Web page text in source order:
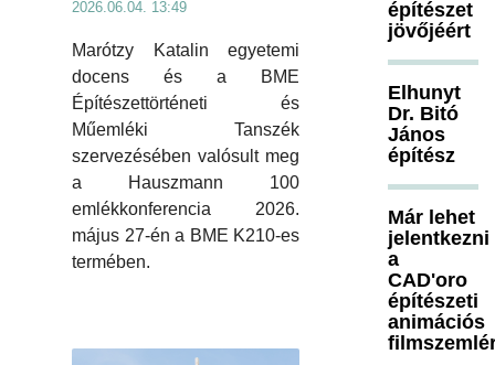
2026.06.04. 13:49
Marótzy Katalin egyetemi
docens és a BME
Építészettörténeti és
Műemléki Tanszék
szervezésében valósult meg
a Hauszmann 100
emlékkonferencia 2026.
május 27-én a BME K210-es
termében.
építészet
jövőjéért
Elhunyt
Dr. Bitó
János
építész
Már lehet
jelentkezni
a
CAD'oro
építészeti
animációs